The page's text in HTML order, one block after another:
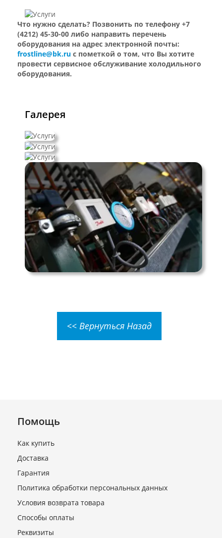
Что нужно сделать? Позвонить по телефону +7
(4212) 45-30-00 либо направить перечень
оборудования на адрес электронной почты:
frostline@bk.ru с пометкой о том, что Вы хотите
провести сервисное обслуживание холодильного
оборудования.
Галерея
<< Вернуться Назад
Помощь
Как купить
Доставка
Гарантия
Политика обработки персональных данных
Условия возврата товара
Способы оплаты
Реквизиты